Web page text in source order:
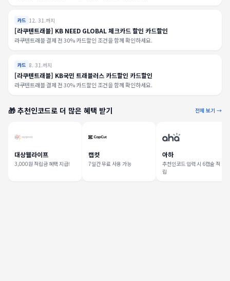
카드 12. 31.까지
[라쿠텐트래블] KB NEED GLOBAL 체크카드 할인 카드할인
라쿠텐트래블 결제 전 30% 카드할인 조건을 함께 확인하세요.
카드 8. 31.까지
[라쿠텐트래블] KB국민 트래블러스 카드할인 카드할인
라쿠텐트래블 결제 전 30% 카드할인 조건을 함께 확인하세요.
🎁 추천인코드로 더 많은 혜택 받기 전체 보기 →
대상웰라이프
3,000원 적립금 혜택 지급!
캡컷
7일간 무료 사용 가능
아하
추천인코드 입력 시 6캡슐 적
립